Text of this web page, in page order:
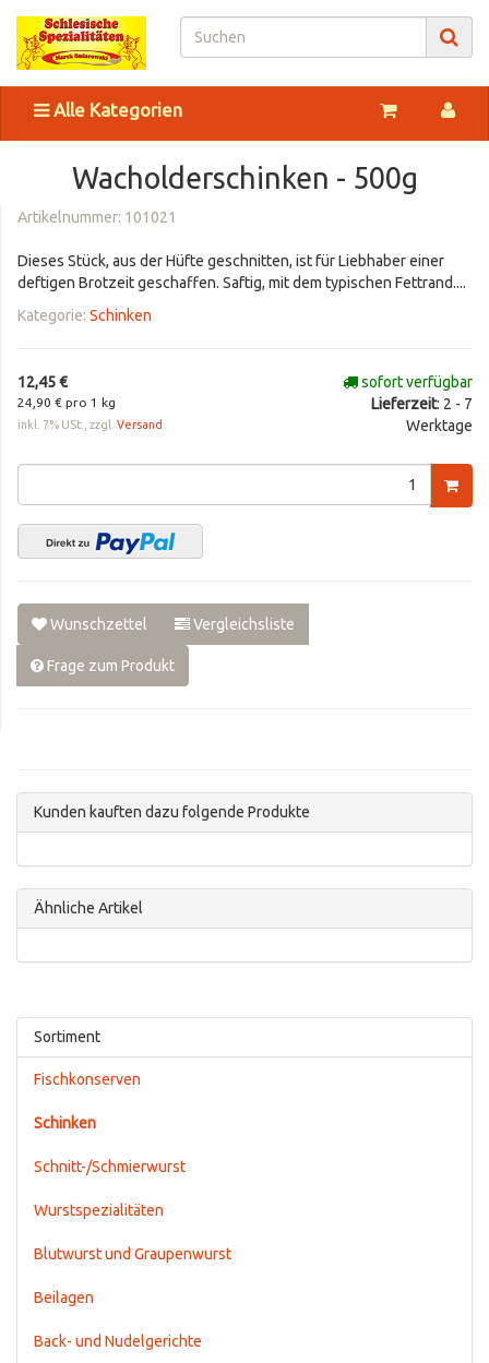
Alle Kategorien
Wacholderschinken - 500g
Artikelnummer: 101021
Dieses Stück, aus der Hüfte geschnitten, ist für Liebhaber einer
deftigen Brotzeit geschaffen. Saftig, mit dem typischen Fettrand....
Kategorie: Schinken
12,45 €
24,90 € pro 1 kg
inkl. 7% USt., zzgl. Versand
sofort verfügbar
Lieferzeit: 2 - 7
Werktage
Wunschzettel Vergleichsliste
Frage zum Produkt
Kunden kauften dazu folgende Produkte
Ähnliche Artikel
Sortiment
Fischkonserven
Schinken
Schnitt-/Schmierwurst
Wurstspezialitäten
Blutwurst und Graupenwurst
Beilagen
Back- und Nudelgerichte